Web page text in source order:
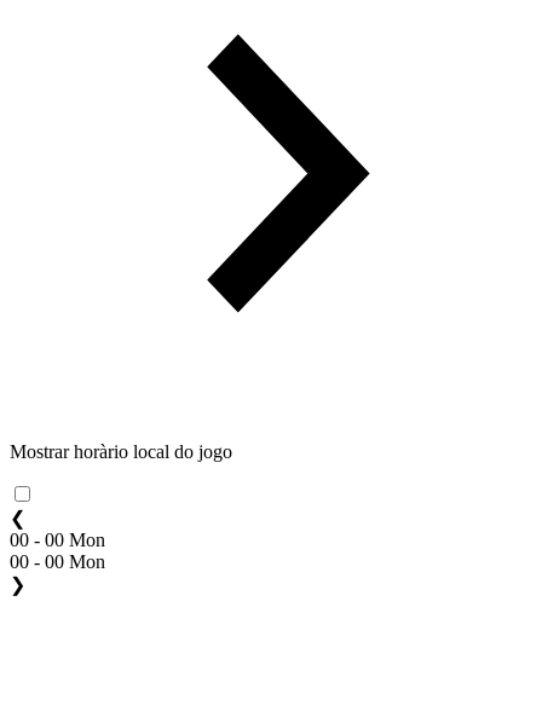
Mostrar horàrio local do jogo
❮
00 - 00 Mon
00 - 00 Mon
❯